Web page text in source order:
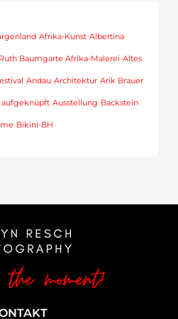
Afrika-Kunst Albertina
Baumgarte Afrika-Malerei Altes
Andau Architektur Arik Brauer
aufgeknüpft Ausstellung Backstein
Bikini-BH